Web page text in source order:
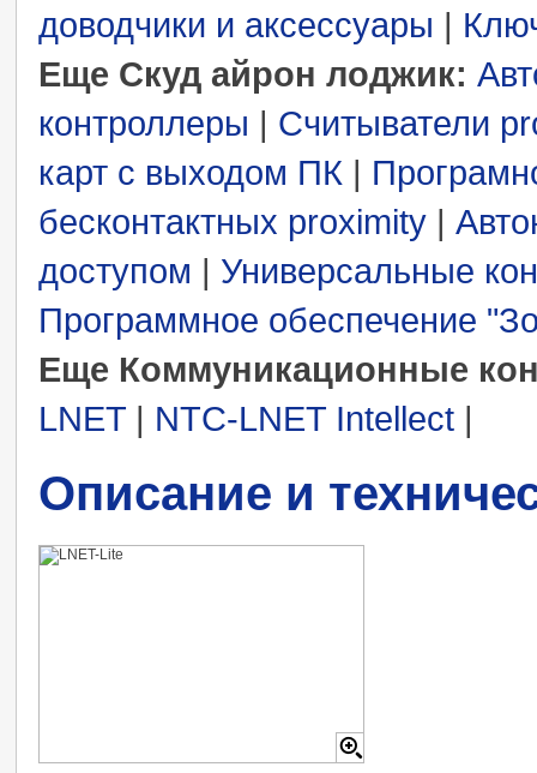
доводчики и аксессуары |
Еще Скуд айрон лоджик:
контроллеры | Считыватели
карт с выходом ПК |
бесконтактных proximity |
доступом | Универсальные
Программное обеспечение
Еще Коммуникационные
LNET | NTC-LNET Intellect |
Описание и